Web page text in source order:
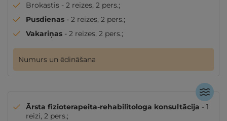
Brokastis - 2 reizes, 2 pers.;
Pusdienas - 2 reizes, 2 pers.;
Vakariņas - 2 reizes, 2 pers.;
Numurs un ēdināšana
Ārsta fizioterapeita-rehabilitologa konsultācija - 1
reizi, 2 pers.;